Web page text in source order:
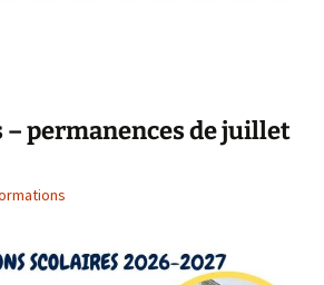
permanences de juillet